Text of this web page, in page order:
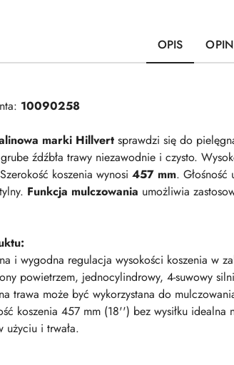
OPIS
10090258
marki Hillvert sprawdzi się do
źdźbła trawy niezawodnie i czysto.
koszenia wynosi 457 mm.
Funkcja mulczowania umożliwia
i wygodna regulacja wysokości koszenia w
powietrzem, jednocylindrowy, 4-suwowy
trawa może być wykorzystana do
koszenia 457 mm (18'') bez wysiłku
użyciu i trwała.